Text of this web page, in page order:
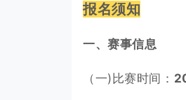
报名须知
一、赛事信息
（一)比赛时间：